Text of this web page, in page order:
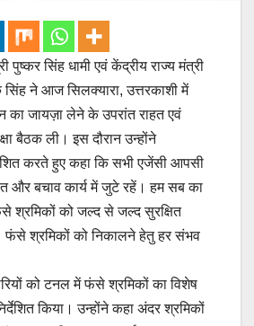
पुष्कर सिंह धामी एवं केंद्रीय राज्य मंत्री
ने आज सिलक्यारा, उत्तरकाशी में
जायज़ा लेने के उपरांत राहत एवं
बैठक ली। इस दौरान उन्होंने
करते हुए कहा कि सभी एजेंसी आपसी
और बचाव कार्य में जुटे रहें। हम सब का
श्रमिकों को जल्द से जल्द सुरक्षित
फंसे श्रमिकों को निकालने हेतु हर संभव
को टनल में फंसे श्रमिकों का विशेष
किया। उन्होंने कहा अंदर श्रमिकों